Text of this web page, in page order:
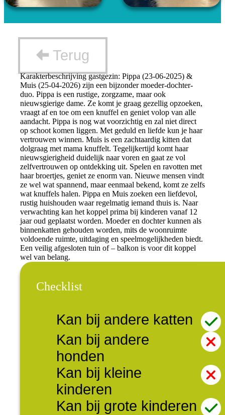
Terug
Karakterbeschrijving gastgezin: Pippa (23-06-2025) &
Muis (25-04-2026) zijn een bijzonder moeder-dochter-
duo. Pippa is een rustige, zorgzame, maar ook
nieuwsgierige dame. Ze komt je graag gezellig opzoeken,
vraagt af en toe om een knuffel en geniet volop van alle
aandacht. Pippa is nog wat voorzichtig en zal niet direct
op schoot komen liggen. Met geduld en liefde kun je haar
vertrouwen winnen. Muis is een zachtaardig kitten dat
dolgraag met mama knuffelt. Tegelijkertijd komt haar
nieuwsgierigheid duidelijk naar voren en gaat ze vol
zelfvertrouwen op ontdekking uit. Spelen en ravotten met
haar broertjes, geniet ze enorm van. Nieuwe mensen vindt
ze wel wat spannend, maar eenmaal bekend, komt ze zelfs
wat knuffels halen. Pippa en Muis zoeken een liefdevol,
rustig huishouden waar regelmatig iemand thuis is. Naar
verwachting kan het koppel prima bij kinderen vanaf 12
jaar oud geplaatst worden. Moeder en dochter kunnen als
binnenkatten gehouden worden, mits de woonruimte
voldoende ruimte, uitdaging en speelmogelijkheden biedt.
Een veilig afgesloten tuin of – balkon is voor dit koppel
wel van belang.
Checklist
Kan bij andere katten
Kan bij andere
honden
Kan bij kleine
kinderen
Kan bij grote kinderen